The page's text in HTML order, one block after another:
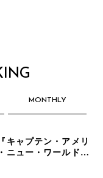
MONTHLY
キャプテン・アメリ
ニュー・ワールド』
ドウ役のシラ・ハー